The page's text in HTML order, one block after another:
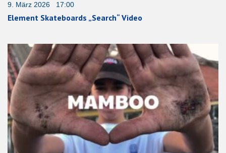
9. März 2026 17:00
Element Skateboards „Search“ Video